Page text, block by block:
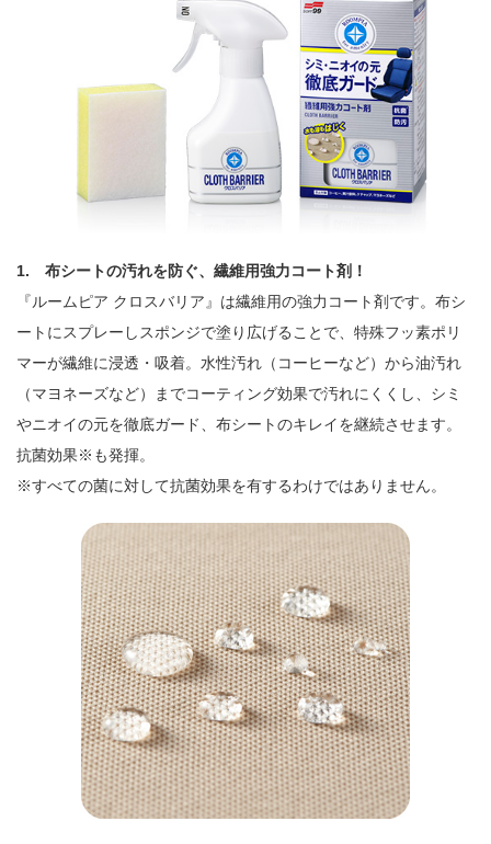
1. 布シートの汚れを防ぐ、繊維用強力コート剤！
『ルームピア クロスバリア』は繊維用の強力コート剤です。布シ
ートにスプレーしスポンジで塗り広げることで、特殊フッ素ポリ
マーが繊維に浸透・吸着。水性汚れ（コーヒーなど）から油汚れ
（マヨネーズなど）までコーティング効果で汚れにくくし、シミ
やニオイの元を徹底ガード、布シートのキレイを継続させます。
抗菌効果※も発揮。
※すべての菌に対して抗菌効果を有するわけではありません。